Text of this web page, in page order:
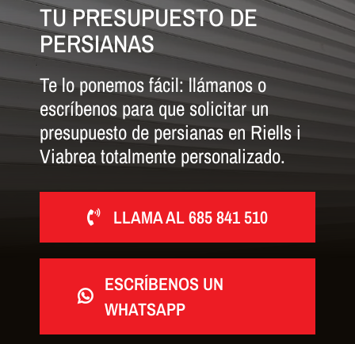
TU PRESUPUESTO DE
PERSIANAS
Te lo ponemos fácil: llámanos o
escríbenos para que solicitar un
presupuesto de persianas en Riells i
Viabrea totalmente personalizado.
LLAMA AL 685 841 510
ESCRÍBENOS UN
WHATSAPP